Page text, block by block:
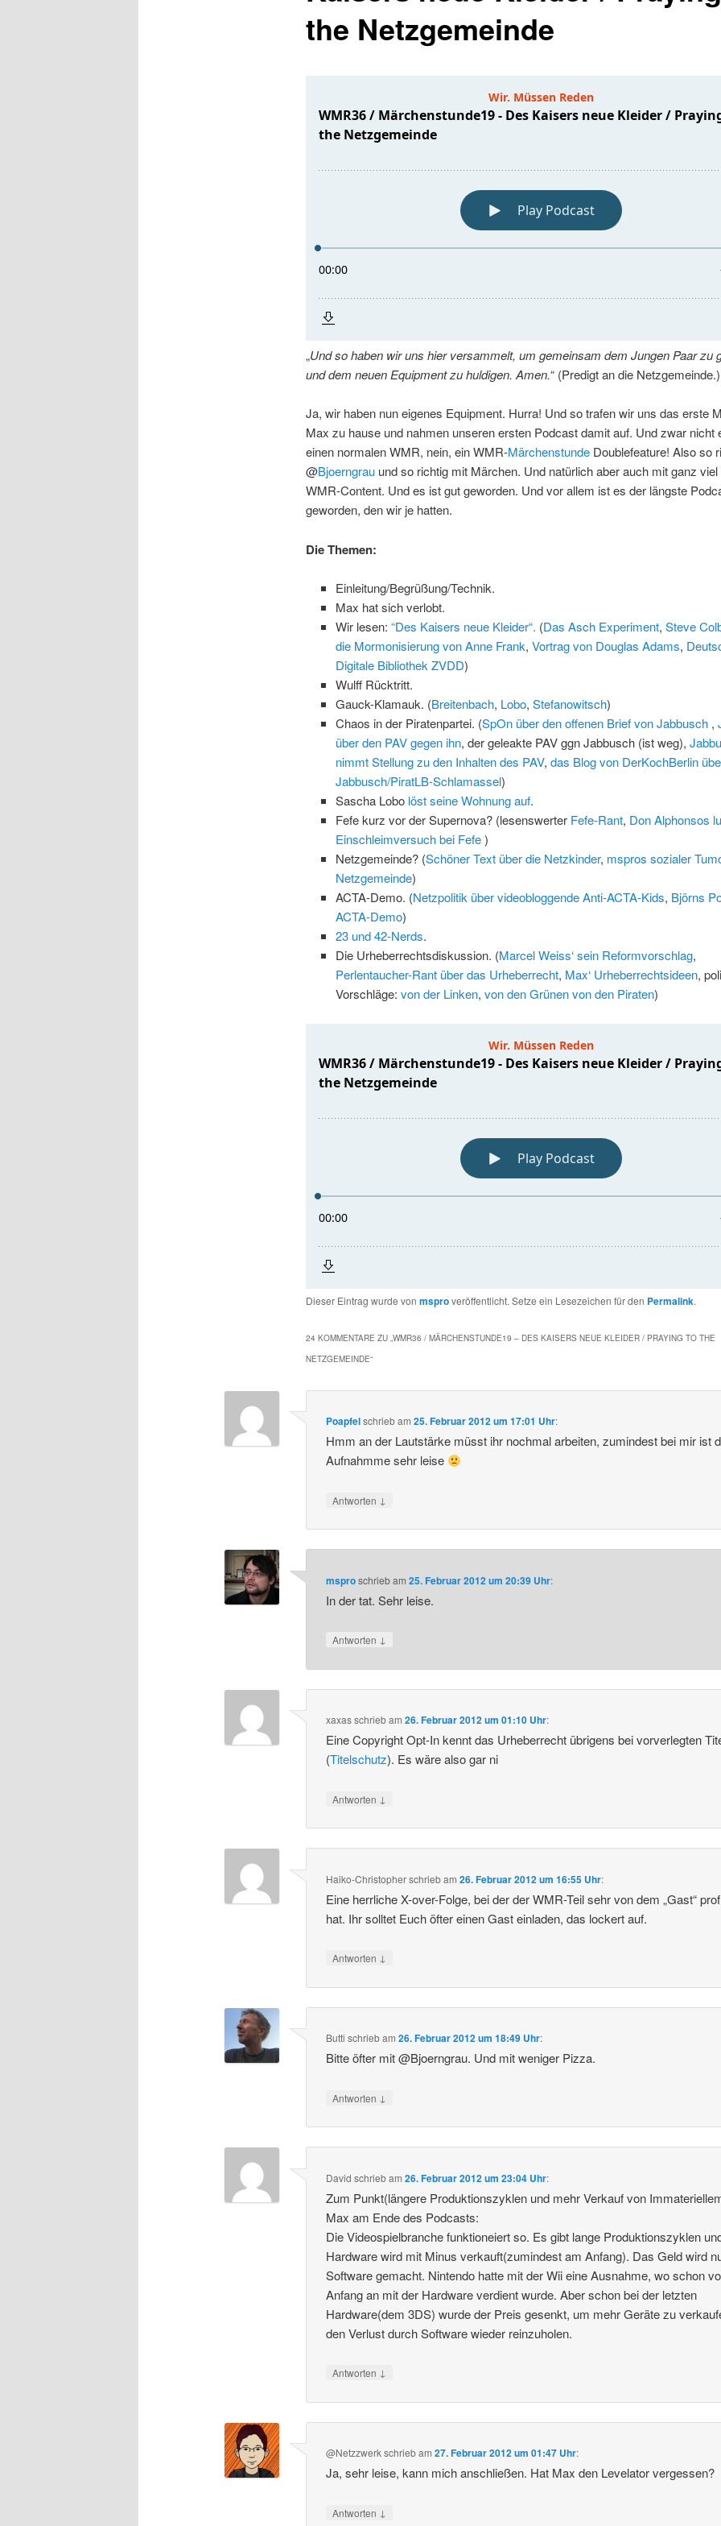
the Netzgemeinde
„Und so haben wir uns hier versammelt, um gemeinsam dem Jungen Paar zu
und dem neuen Equipment zu huldigen. Amen.“ (Predigt an die Netzgemeinde.)
Ja, wir haben nun eigenes Equipment. Hurra! Und so trafen wir uns das erste
Max zu hause und nahmen unseren ersten Podcast damit auf. Und zwar nicht
einen normalen WMR, nein, ein WMR-MärchenstundeDoublefeature! Also so
@Bjoerngrauund so richtig mit Märchen. Und natürlich aber auch mit ganz
WMR-Content. Und es ist gut geworden. Und vor allem ist es der längste
geworden, den wir je hatten.
Die Themen:
Einleitung/Begrüßung/Technik.
Max hat sich verlobt.
Wir lesen:“Des Kaisers neue Kleider“. (Das Asch Experiment,Steve
die Mormonisierung von Anne Frank,Vortrag von Douglas Adams,
Digitale Bibliothek ZVDD)
Wulff Rücktritt.
Gauck-Klamauk. (Breitenbach, Lobo,Stefanowitsch)
Chaos in der Piratenpartei. (SpOn über den offenen Brief von Jabbusch ,
über den PAV gegen ihn, der geleakte PAV ggn Jabbusch (ist weg),
nimmt Stellung zu den Inhalten des PAV,das Blog von DerKochBerlin
Jabbusch/PiratLB-Schlamassel)
Sascha Lobo löst seine Wohnung auf.
Fefe kurz vor der Supernova? (lesenswerter Fefe-Rant, Don Alphonsos
Einschleimversuch bei Fefe)
Netzgemeinde? (Schöner Text über die Netzkinder, mspros sozialer
Netzgemeinde)
ACTA-Demo. (Netzpolitik über videobloggende Anti-ACTA-Kids, Björns
ACTA-Demo)
23 und 42-Nerds.
Die Urheberrechtsdiskussion. (Marcel Weiss‘ sein Reformvorschlag,
Perlentaucher-Rant über das Urheberrecht, Max‘ Urheberrechtsideen,
Vorschläge:von der Linken,von den Grünen von den Piraten)
Dieser Eintrag wurde von msproveröffentlicht. Setze ein Lesezeichen für den Permalink.
24 KOMMENTARE ZU „WMR36 / MÄRCHENSTUNDE19 – DES KAISERS NEUE KLEIDER / PRAYING TO THE
NETZGEMEINDE“
Poapfelschriebam25. Februar 2012 um 17:01 Uhr:
Hmm an der Lautstärke müsst ihr nochmal arbeiten, zumindest bei mir ist
Aufnahmme sehr leise
Antworten ↓
msproschriebam25. Februar 2012 um 20:39 Uhr:
In der tat. Sehr leise.
Antworten ↓
xaxasschriebam26. Februar 2012 um 01:10 Uhr:
Eine Copyright Opt-In kennt das Urheberrecht übrigens bei vorverlegten
(Titelschutz). Es wäre also gar ni
Antworten ↓
Haiko-Christopherschriebam26. Februar 2012 um 16:55 Uhr:
Eine herrliche X-over-Folge, bei der der WMR-Teil sehr von dem „Gast“
hat. Ihr solltet Euch öfter einen Gast einladen, das lockert auf.
Antworten ↓
Butti schriebam26. Februar 2012 um 18:49 Uhr:
Bitte öfter mit @Bjoerngrau. Und mit weniger Pizza.
Antworten ↓
David schriebam26. Februar 2012 um 23:04 Uhr:
Zum Punkt(längere Produktionszyklen und mehr Verkauf von
Max am Ende des Podcasts:
Die Videospielbranche funktioneiert so. Es gibt lange Produktionszyklen
Hardware wird mit Minus verkauft(zumindest am Anfang). Das Geld wird
Software gemacht. Nintendo hatte mit der Wii eine Ausnahme, wo schon
Anfang an mit der Hardware verdient wurde. Aber schon bei der letzten
Hardware(dem 3DS) wurde der Preis gesenkt, um mehr Geräte zu
den Verlust durch Software wieder reinzuholen.
Antworten ↓
@Netzzwerkschriebam27. Februar 2012 um 01:47 Uhr:
Ja, sehr leise, kann mich anschließen. Hat Max den Levelator vergessen?
Antworten ↓